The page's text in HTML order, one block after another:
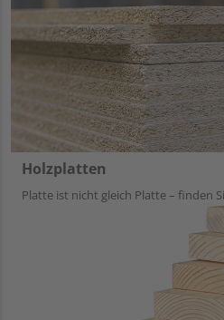
Holzplatten
Platte ist nicht gleich Platte – finden